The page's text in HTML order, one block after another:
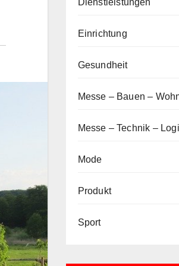
Dienstleistungen
Einrichtung
Gesundheit
Messe – Bauen –
Messe – Technik –
Mode
Produkt
Sport